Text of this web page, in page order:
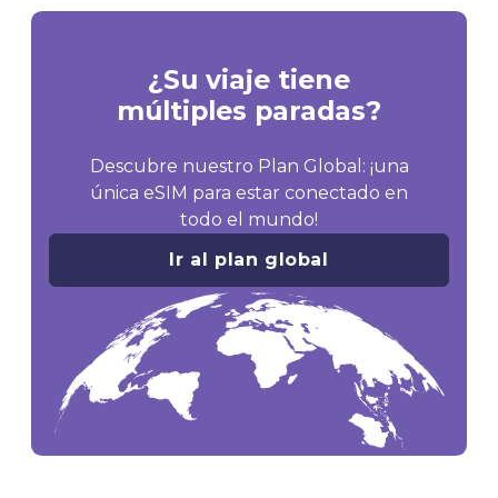
¿Su viaje tiene
múltiples paradas?
Descubre nuestro Plan Global: ¡una
única eSIM para estar conectado en
todo el mundo!
Ir al plan global